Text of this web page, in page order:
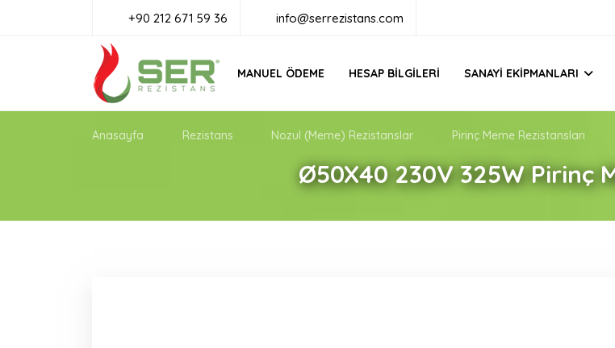
+90 212 671 59 36 info@serrezistans.com
MANUEL ÖDEME HESAP BILGILERI SANAYI EKIPMANLARI
Ø50X40 230V 325W Pirinç
Anasayfa Rezistans Nozul (Meme) Rezistanslar Pirinç Meme Rezistansları